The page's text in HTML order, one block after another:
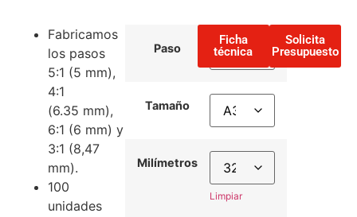
Fabricamos
los pasos
5:1 (5 mm),
4:1
(6.35 mm),
6:1 (6 mm) y
3:1 (8,47
mm).
100
unidades
Paso
Tamaño
Milímetros
Limpiar
Ficha
técnica
Solicita
Presupuesto